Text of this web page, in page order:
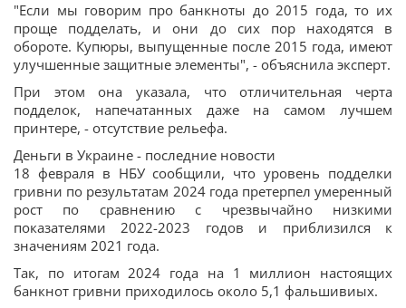
"Если мы говорим про банкноты до 2015 года, то их
проще подделать, и они до сих пор находятся в
обороте. Купюры, выпущенные после 2015 года, имеют
улучшенные защитные элементы", - объяснила эксперт.
При этом она указала, что отличительная черта
подделок, напечатанных даже на самом лучшем
принтере, - отсутствие рельефа.
Деньги в Украине - последние новости
18 февраля в НБУ сообщили, что уровень подделки
гривни по результатам 2024 года претерпел умеренный
рост по сравнению с чрезвычайно низкими
показателями 2022-2023 годов и приблизился к
значениям 2021 года.
Так, по итогам 2024 года на 1 миллион настоящих
банкнот гривни приходилось около 5,1 фальшивиых.